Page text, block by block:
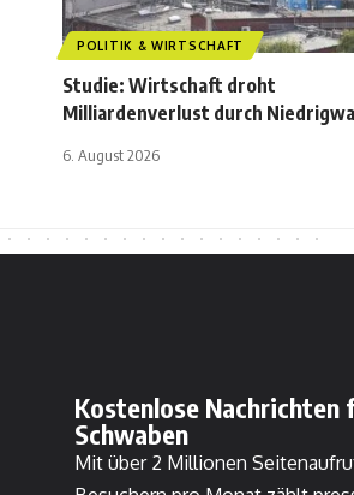
POLITIK & WIRTSCHAFT
Studie: Wirtschaft droht
Milliardenverlust durch
6. August 2026
Kostenlose Nachrichten
Schwaben
Mit über 2 Millionen